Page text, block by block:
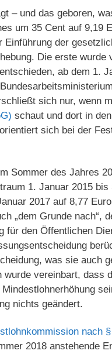
– und das geboren,
um 35 Cent auf 9,19
Einführung der
Die erste
ab dem 1.
sich nur, wenn
schaut und dort in
sich bei der
Sommer des Jahres
1. Januar 2015
2017 auf 8,77
„dem Grunde
für den Öffentlichen
was sie auch
wurde vereinbart, dass
nichts geändert.
nach
2018 anstehende